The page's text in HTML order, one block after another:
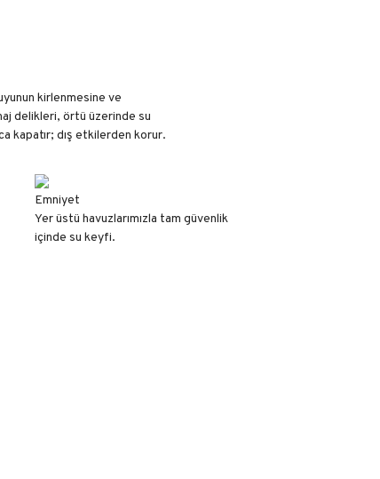
kirlenmesine ve
delikleri, örtü üzerinde su
kapatır; dış etkilerden korur.
Emniyet
Yer üstü havuzlarımızla tam güvenlik
içinde su keyfi.